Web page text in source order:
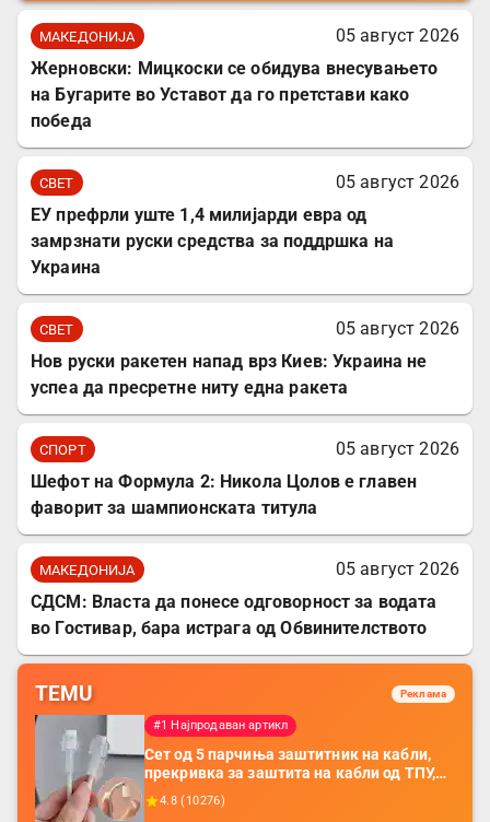
МАКЕДОНИЈА
05 август 2026
Жерновски: Мицкоски се обидува внесувањето
на Бугарите во Уставот да го претстави како
победа
СВЕТ
05 август 2026
ЕУ префрли уште 1,4 милијарди евра од
замрзнати руски средства за поддршка на
Украина
СВЕТ
05 август 2026
Нов руски ракетен напад врз Киев: Украина не
успеа да пресретне ниту една ракета
СПОРТ
05 август 2026
Шефот на Формула 2: Никола Цолов е главен
фаворит за шампионската титула
МАКЕДОНИЈА
05 август 2026
СДСМ: Власта да понесе одговорност за водата
во Гостивар, бара истрага од Обвинителството
TEMU Реклама
#1 Најпродаван артикл
Сет од 5 парчиња заштитник на кабли,
прекривка за заштита на кабли од ТПУ,
додатоци за заштита на кабли, без
батерија, за мобилни телефони, комплет
4.8 ( 10276)